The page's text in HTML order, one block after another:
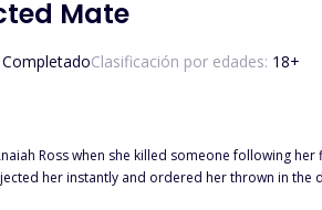
Mate
CompletadoClasificación por edades: 18+
her thrown in the dungeons Her heart shattered almost instantly and begrudgingly,
on her and revealed her second chance mate as non other than